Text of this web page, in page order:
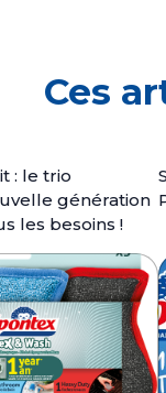
Ces
: le trio
génération
les besoins !